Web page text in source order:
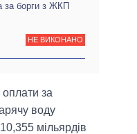
за борги з ЖКП
НЕ ВИКОНАНО
за
воду
мільярдів